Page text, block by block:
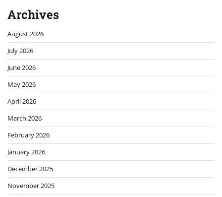
Archives
August 2026
July 2026
June 2026
May 2026
April 2026
March 2026
February 2026
January 2026
December 2025
November 2025